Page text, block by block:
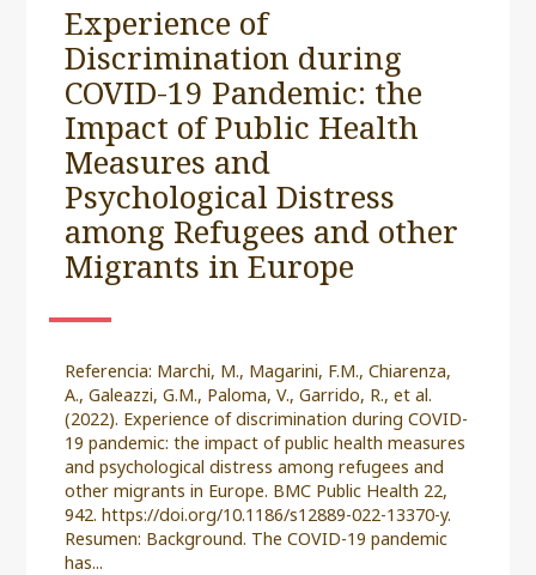
Experience of
Discrimination during
COVID-19 Pandemic: the
Impact of Public Health
Measures and
Psychological Distress
among Refugees and other
Migrants in Europe
Referencia: Marchi, M., Magarini, F.M., Chiarenza,
A., Galeazzi, G.M., Paloma, V., Garrido, R., et al.
(2022). Experience of discrimination during COVID-
19 pandemic: the impact of public health measures
and psychological distress among refugees and
other migrants in Europe. BMC Public Health 22,
942. https://doi.org/10.1186/s12889-022-13370-y.
Resumen: Background. The COVID-19 pandemic
has...